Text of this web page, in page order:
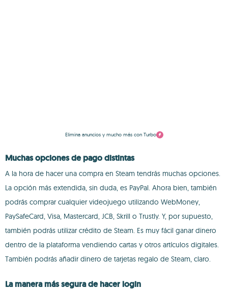
Elimina anuncios y mucho más con Turbo
Muchas opciones de pago distintas
A la hora de hacer una compra en Steam tendrás muchas opciones.
La opción más extendida, sin duda, es PayPal. Ahora bien, también
podrás comprar cualquier videojuego utilizando WebMoney,
PaySafeCard, Visa, Mastercard, JCB, Skrill o Trustly. Y, por supuesto,
también podrás utilizar crédito de Steam. Es muy fácil ganar dinero
dentro de la plataforma vendiendo cartas y otros artículos digitales.
También podrás añadir dinero de tarjetas regalo de Steam, claro.
La manera más segura de hacer login